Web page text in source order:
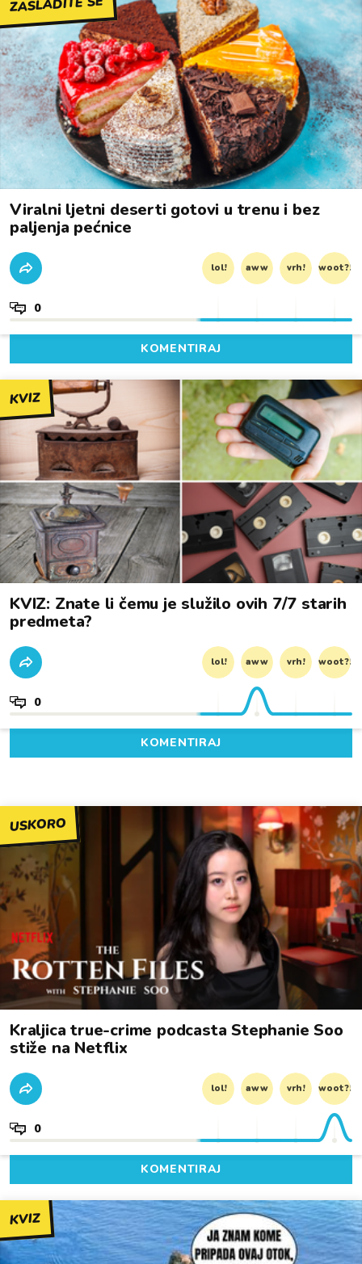
Viralni ljetni deserti gotovi u trenu i bez
paljenja pećnice
lol! aww vrh! woot?!
0
KOMENTIRAJ
KVIZ
KVIZ: Znate li čemu je služilo ovih 7/7 starih
predmeta?
lol! aww vrh! woot?!
0
KOMENTIRAJ
USKORO
Kraljica true-crime podcasta Stephanie Soo
stiže na Netflix
lol! aww vrh! woot?!
0
KOMENTIRAJ
KVIZ